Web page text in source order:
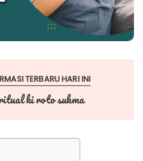
TERBARU HARI INI
ki roto sukma